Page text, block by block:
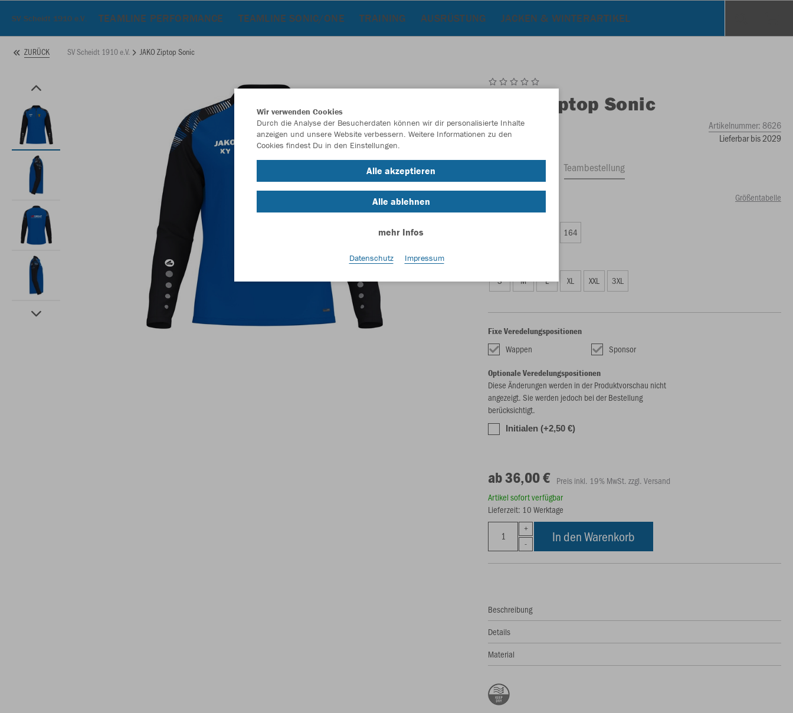
SV Scheidt 1910 e.V. TEAMLINE PERFORMANCE TEAMLINE SONIC/ONE TRAINING AUSRÜSTUNG JACKEN & WINTERARTIKEL
ZURÜCK SV Scheidt 1910 e.V. JAKO Ziptop Sonic
Ziptop Sonic
Artikelnummer:8626
Lieferbar bis 2029
Teambestellung
Größentabelle
Kinder (36,00 €)
164
S M L XL XXL 3XL
Fixe Veredelungspositionen
Wappen Sponsor
Optionale Veredelungspositionen
Diese Änderungen werden in der Produktvorschau nicht
angezeigt. Sie werden jedoch bei der Bestellung
berücksichtigt.
Initialen (+2,50 €)
ab 36,00 € Preis inkl. 19% MwSt. zzgl. Versand
Artikel sofort verfügbar
Lieferzeit: 10 Werktage
In den Warenkorb
Beschreibung
Details
Material
Wir verwenden Cookies
Durch die Analyse der Besucherdaten können wir dir personalisierte Inhalte
anzeigen und unsere Website verbessern. Weitere Informationen zu den
Cookies findest Du in den Einstellungen.
Alle akzeptieren
Alle ablehnen
mehr Infos
Datenschutz Impressum